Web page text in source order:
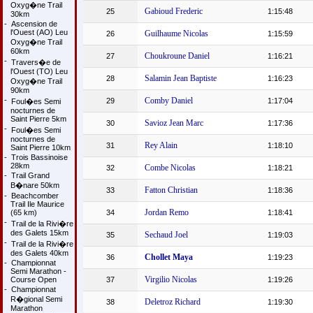
Oxyg�ne Trail
30km
- Ascension de
l'Ouest (AO) Leu
Oxyg�ne Trail
60km
- Travers�e de
l'Ouest (TO) Leu
Oxyg�ne Trail
90km
- Foul�es Semi
nocturnes de
Saint Pierre 5km
- Foul�es Semi
nocturnes de
Saint Pierre 10km
- Trois Bassinoise
28km
- Trail Grand
B�nare 50km
- Beachcomber
Trail Ile Maurice
(65 km)
- Trail de la Rivi�re
des Galets 15km
- Trail de la Rivi�re
des Galets 40km
- Championnat
Semi Marathon -
Course Open
- Championnat
R�gional Semi
Marathon
25 Gabioud Frederic 1:15:48
26 Guilhaume Nicolas 1:15:59
27 Choukroune Daniel 1:16:21
28 Salamin Jean Baptiste 1:16:23
29 Comby Daniel 1:17:04
30 Savioz Jean Marc 1:17:36
31 Rey Alain 1:18:10
32 Combe Nicolas 1:18:21
33 Fatton Christian 1:18:36
34 Jordan Remo 1:18:41
35 Sechaud Joel 1:19:03
36 Chollet Maya 1:19:23
37 Virgilio Nicolas 1:19:26
38 Deletroz Richard 1:19:30